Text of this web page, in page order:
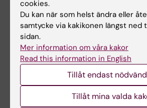
cookies.
Du kan när som helst ändra eller
samtycke via kakikonen längst ned
sidan.
Mer information om våra kakor
Read this information in English
Tillåt endast
Tillåt mina valda